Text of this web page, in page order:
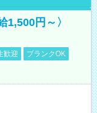
1,500円～〉
歓迎
ブランクOK